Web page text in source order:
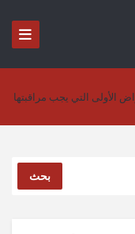
الأولى التي يجب مراقبتها
بحث